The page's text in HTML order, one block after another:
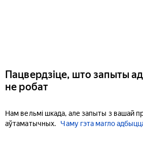
Пацвердзіце, што запыты
не робат
Нам вельмі шкада, але запыты з вашай
аўтаматычных.
Чаму гэта магло